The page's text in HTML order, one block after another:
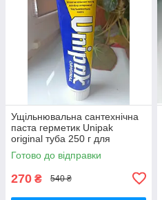
Ущільнювальна сантехнічна
паста герметик Unipak
original туба 250 г для
різьбових з'єднань
Готово до відправки
270 ₴ 540 ₴